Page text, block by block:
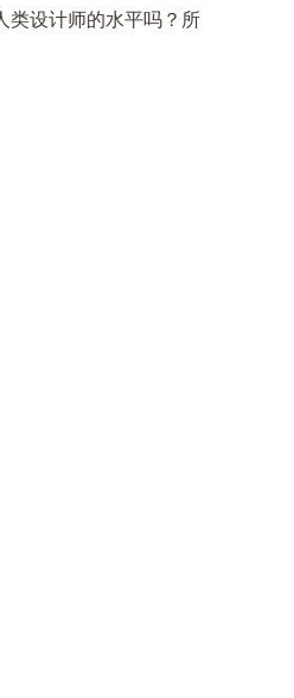
类设计师的水平吗？所